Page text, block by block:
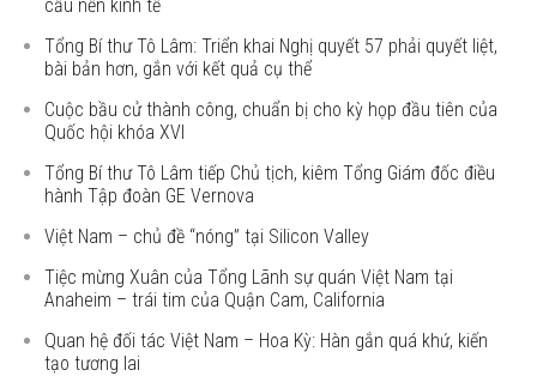
cấu nền kinh tế
Tổng Bí thư Tô Lâm: Triển khai Nghị quyết 57 phải quyết liệt,
bài bản hơn, gắn với kết quả cụ thể
Cuộc bầu cử thành công, chuẩn bị cho kỳ họp đầu tiên của
Quốc hội khóa XVI
Tổng Bí thư Tô Lâm tiếp Chủ tịch, kiêm Tổng Giám đốc điều
hành Tập đoàn GE Vernova
Việt Nam – chủ đề “nóng” tại Silicon Valley
Tiệc mừng Xuân của Tổng Lãnh sự quán Việt Nam tại
Anaheim – trái tim của Quận Cam, California
Quan hệ đối tác Việt Nam – Hoa Kỳ: Hàn gắn quá khứ, kiến
tạo tương lai